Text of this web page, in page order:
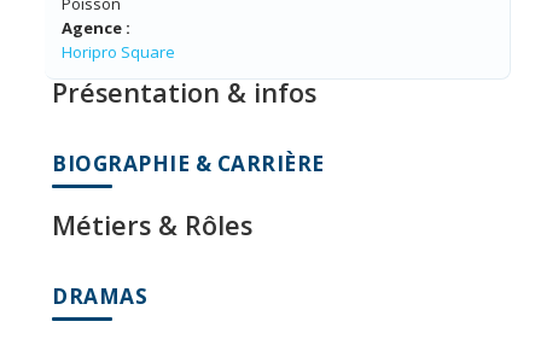
Agence :
Horipro Square
Présentation & infos
BIOGRAPHIE & CARRIÈRE
Métiers & Rôles
DRAMAS